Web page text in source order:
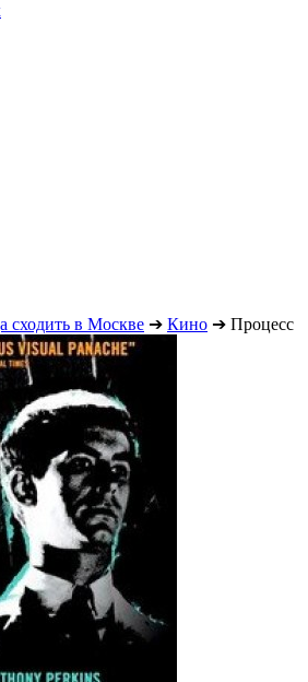
в Москве ➔ Кино ➔ Процесс